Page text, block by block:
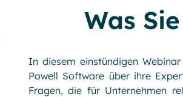
Was
In diesem einstündigen
Powell Software über ihre
Fragen, die für Unternehmen